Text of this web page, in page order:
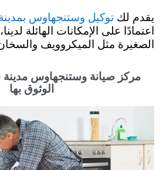
يقدم لك توكيل وستنجهاوس
اعتمادًا على الإمكانات الهائلة
الصغيرة مثل الميكروويف
مركز صيانة وستنجهاوس مدينة
الوثوق بها